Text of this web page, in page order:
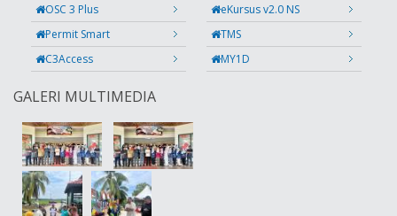
OSC 3 Plus
eKursus v2.0 NS
Permit Smart
TMS
C3Access
MY1D
GALERI MULTIMEDIA